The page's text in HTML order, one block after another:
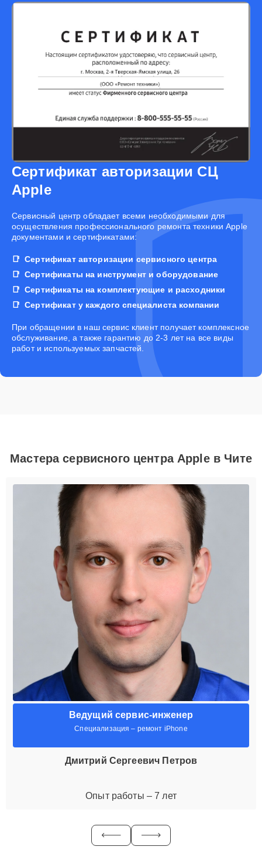
Сертификат авторизации СЦ
Apple
Cервисный центр обладает всеми необходимыми для
осуществления профессионального ремонта техники Apple
документами и сертификатами:
Сертификат авторизации сервисного центра
Сертификаты на инструмент и оборудование
Сертификаты на комплектующие и расходники
Сертификат у каждого специалиста компании
При обращении в наш сервис клиент получает комплексное
обслуживание, а также гарантию до 2-3 лет на все виды
работ и используемых запчастей.
Мастера сервисного центра Apple в Чите
Ведущий сервис-инженер
Специализация – ремонт iPhone
Дмитрий Сергеевич Петров
Опыт работы – 7 лет